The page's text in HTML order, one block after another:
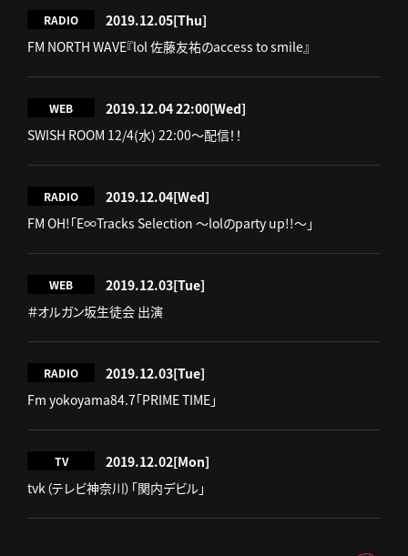
RADIO 2019.12.05[Thu]
FM NORTH WAVE『lol 佐藤友祐のaccess to smile』
WEB 2019.12.04 22:00[Wed]
SWISH ROOM 12/4(水) 22:00～配信！！
RADIO 2019.12.04[Wed]
FM OH!「E∞Tracks Selection ～lolのparty up!!～」
WEB 2019.12.03[Tue]
＃オルガン坂生徒会 出演
RADIO 2019.12.03[Tue]
Fm yokoyama84.7「PRIME TIME」
TV 2019.12.02[Mon]
tvk（テレビ神奈川）「関内デビル」